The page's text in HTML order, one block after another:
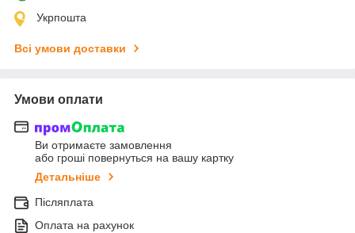
Укрпошта
Всі умови доставки
Умови оплати
Ви отримаєте замовлення
або гроші повернуться на вашу картку
Детальніше
Післяплата
Оплата на рахунок